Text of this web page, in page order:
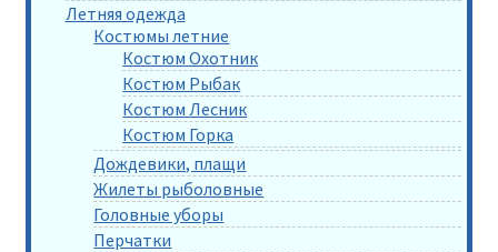
Летняя одежда
Костюмы летние
Костюм Охотник
Костюм Рыбак
Костюм Лесник
Костюм Горка
Дождевики, плащи
Жилеты рыболовные
Головные уборы
Перчатки